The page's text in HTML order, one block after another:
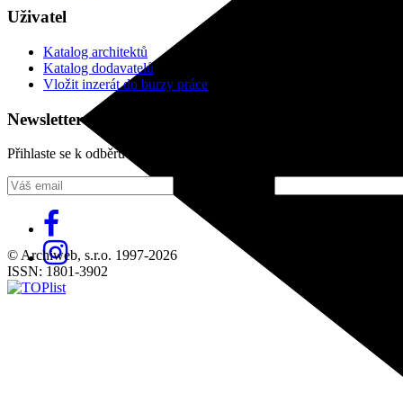
Uživatel
Katalog architektů
Katalog dodavatelů
Vložit inzerát do burzy práce
Newsletter
Přihlaste se k odběru našeho pravidelného týdenního newsletteru:
© Archiweb, s.r.o. 1997-2026
ISSN: 1801-3902